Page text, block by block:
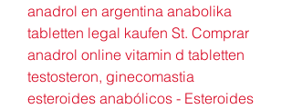
anadrol en argentina anabolika
tabletten legal kaufen St. Comprar
anadrol online vitamin d tabletten
testosteron, ginecomastia
esteroides anabólicos - Esteroides